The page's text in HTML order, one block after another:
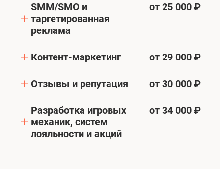
SMM/SMO и
таргетированная
реклама
от 25 000 ₽
Контент-маркетинг от 29 000 ₽
Отзывы и репутация от 30 000 ₽
Разработка игровых
механик, систем
лояльности и акций
от 34 000 ₽